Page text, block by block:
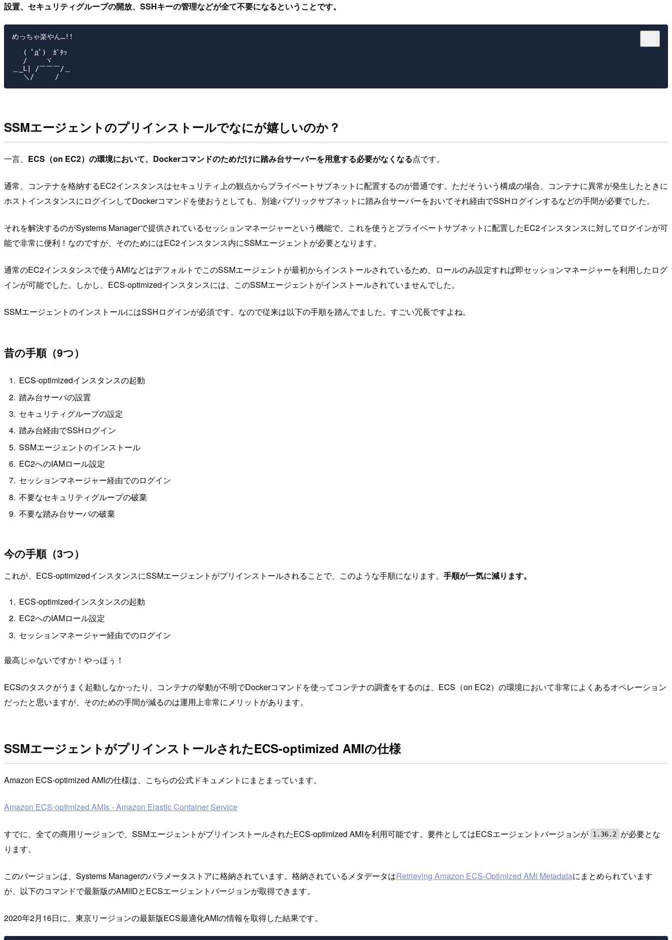
設置、セキュリティグループの開放、SSHキーの管理などが全て不要になるということです。
めっちゃ楽やん…!!
( ﾟдﾟ)　ｶﾞﾀｯ
/　　 ヾ
＿_L| /￣￣￣/＿
SSMエージェントのプリインストールでなにが嬉しいのか？
一言、 ECS（on EC2）の環境において、Dockerコマンドのためだけに踏み台サーバーを用意する必要がなくなる点です。
通常、コンテナを格納するEC2インスタンスはセキュリティ上の観点からプライベートサブネットに配置するのが普通です。ただそういう構成の場合、コンテナに異常が発生したときに
ホストインスタンスにログインしてDockerコマンドを使おうとしても、別途パブリックサブネットに踏み台サーバーをおいてそれ経由でSSHログインするなどの手間が必要でした。
それを解決するのがSystems Managerで提供されているセッションマネージャーという機能で、これを使うとプライベートサブネットに配置したEC2インスタンスに対してログインが可
能で非常に便利！なのですが、そのためにはEC2インスタンス内にSSMエージェントが必要となります。
通常のEC2インスタンスで使うAMIなどはデフォルトでこのSSMエージェントが最初からインストールされているため、ロールのみ設定すれば即セッションマネージャーを利用したログ
インが可能でした。しかし、ECS-optimizedインスタンスには、このSSMエージェントがインストールされていませんでした。
SSMエージェントのインストールにはSSHログインが必須です。なので従来は以下の手順を踏んでました。すごい冗長ですよね。
昔の手順（9つ）
ECS-optimizedインスタンスの起動
踏み台サーバの設置
セキュリティグループの設定
踏み台経由でSSHログイン
SSMエージェントのインストール
EC2へのIAMロール設定
セッションマネージャー経由でのログイン
不要なセキュリティグループの破棄
不要な踏み台サーバの破棄
今の手順（3つ）
これが、ECS-optimizedインスタンスにSSMエージェントがプリインストールされることで、このような手順になります。 手順が一気に減ります。
ECS-optimizedインスタンスの起動
EC2へのIAMロール設定
セッションマネージャー経由でのログイン
最高じゃないですか！やっほぅ！
ECSのタスクがうまく起動しなかったり、コンテナの挙動が不明でDockerコマンドを使ってコンテナの調査をするのは、ECS（on EC2）の環境において非常によくあるオペレーション
だったと思いますが、そのための手間が減るのは運用上非常にメリットがあります。
SSMエージェントがプリインストールされたECS-optimized AMIの仕様
Amazon ECS-optimized AMIの仕様は、こちらの公式ドキュメントにまとまっています。
Amazon ECS-optimized AMIs - Amazon Elastic Container Service
すでに、全ての商用リージョンで、SSMエージェントがプリインストールされたECS-optimized AMIを利用可能です。要件としてはECSエージェントバージョンが 1.36.2
が必要とな
ります。
このバージョンは、Systems Managerのパラメータストアに格納されています。格納されているメタデータはRetrieving Amazon ECS-Optimized AMI Metadataにまとめられています
が、以下のコマンドで最新版のAMIIDとECSエージェントバージョンが取得できます。
2020年2月16日に、東京リージョンの最新版ECS最適化AMIの情報を取得した結果です。